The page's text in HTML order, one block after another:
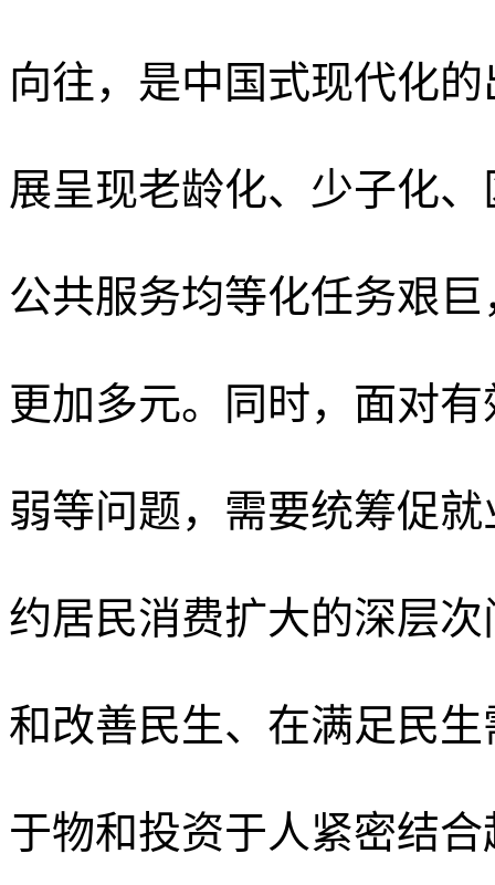
向往，是中国式现代化
展呈现老龄化、少子化
公共服务均等化任务艰
更加多元。同时，面对
弱等问题，需要统筹促
约居民消费扩大的深层
和改善民生、在满足民
于物和投资于人紧密结